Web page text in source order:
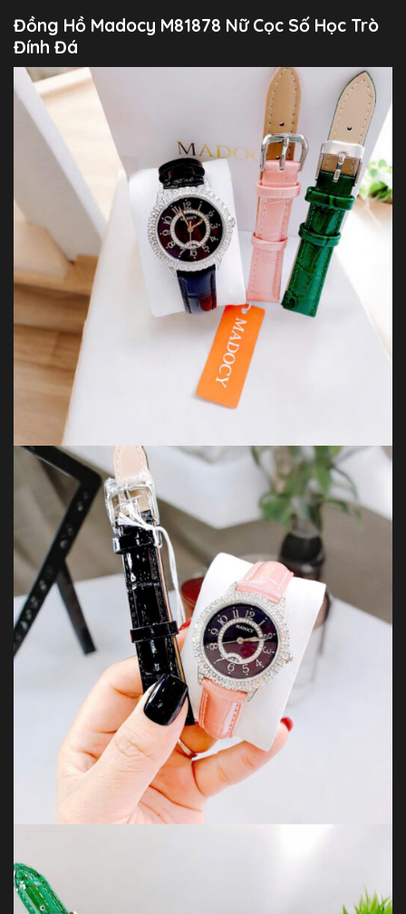
Đồng Hồ Madocy M81878 Nữ Cọc Số Học Trò
Đính Đá